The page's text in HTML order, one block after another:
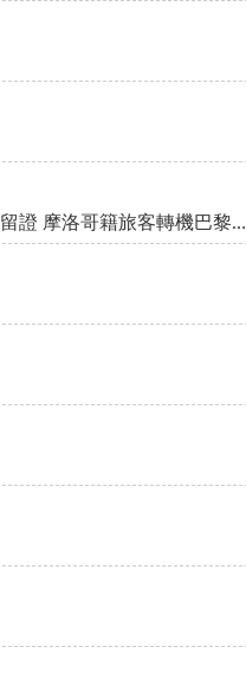
身形宛如足球明星仍難逃法眼 桃機特殊勤務隊查獲持偽造義大利居留證 摩洛哥籍旅客轉機巴黎夢碎